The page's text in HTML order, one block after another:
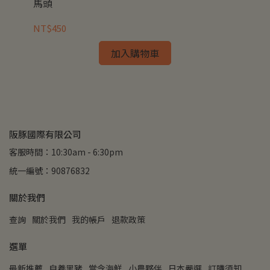
馬頭
NT$450
加入購物車
阪豚國際有限公司
客服時間：10:30am - 6:30pm
統一編號：90876832
關於我們
查詢 關於我們 我的帳戶 退款政策
選單